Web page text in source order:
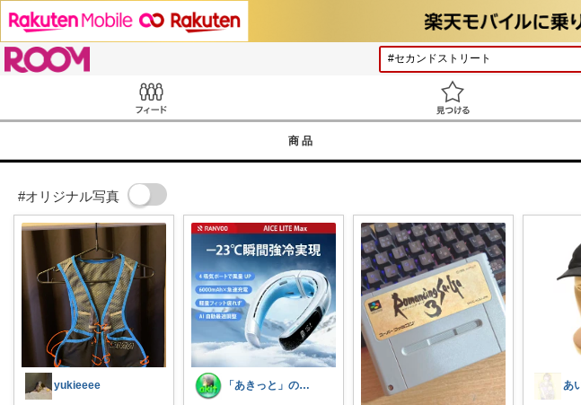
商品
#オリジナル写真
yukieeee 「あきっと」の癒やし部屋！